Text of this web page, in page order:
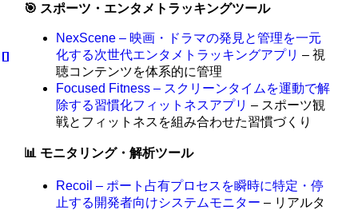
🎯 スポーツ・エンタメトラッキングツール
NexScene – 映画・ドラマの発見と管理を一元
化する次世代エンタメトラッキングアプリ – 視
聴コンテンツを体系的に管理
Focused Fitness – スクリーンタイムを運動で解
除する習慣化フィットネスアプリ – スポーツ観
戦とフィットネスを組み合わせた習慣づくり
📊 モニタリング・解析ツール
Recoil – ポート占有プロセスを瞬時に特定・停
止する開発者向けシステムモニター – リアルタ